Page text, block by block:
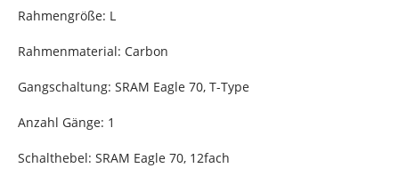
Rahmengröße: L
Rahmenmaterial: Carbon
Gangschaltung: SRAM Eagle 70, T-Type
Anzahl Gänge: 1
Schalthebel: SRAM Eagle 70, 12fach